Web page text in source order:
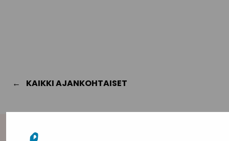
KAIKKI AJANKOHTAISET